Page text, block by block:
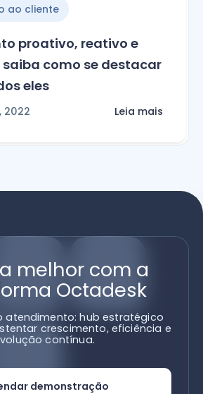
ao cliente
proativo, reativo e
como se destacar
eles
2022 Leia mais
melhor com a
Octadesk
atendimento: hub estratégico
crescimento, eficiência e
contínua.
demonstração